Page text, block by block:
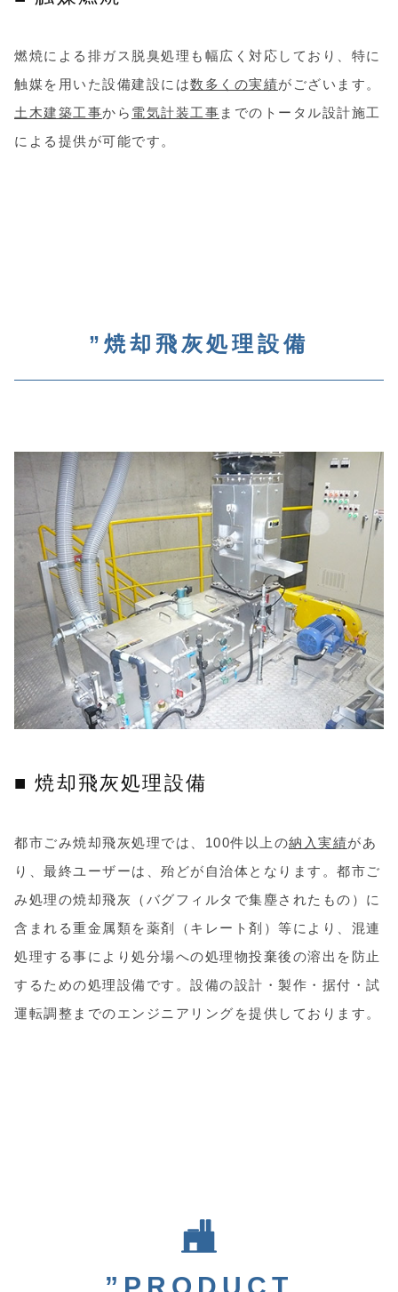
燃焼による排ガス脱臭処理も幅広く対応しており、特に
触媒を用いた設備建設には数多くの実績がございます。
土木建築工事から 電気計装工事 までのトータル設計施工
による提供が可能です。
”焼却飛灰処理設備
■ 焼却飛灰処理設備
都市ごみ焼却飛灰処理では、100件以上の納入実績があ
り、最終ユーザーは、殆どが自治体となります。都市ご
み処理の焼却飛灰（バグフィルタで集塵されたもの）に
含まれる重金属類を薬剤（キレート剤）等により、混連
処理する事により処分場への処理物投棄後の溶出を防止
するための処理設備です。設備の設計・製作・据付・試
運転調整までのエンジニアリングを提供しております。